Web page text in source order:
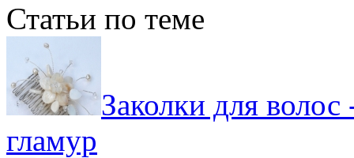
Статьи по теме
Заколки для
гламур